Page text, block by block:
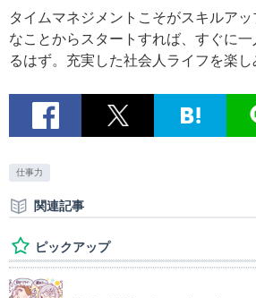
タイムマネジメントこそがスキルア
なことからスタートすれば、すぐに
るはず。充実した社会人ライフを楽し
仕事力
関連記事
ピックアップ